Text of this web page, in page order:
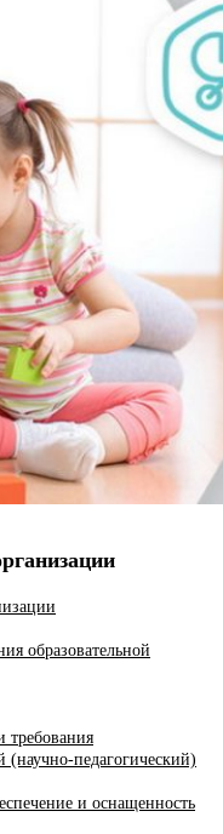
образовательной
требования
(научно-педагогический)
и оснащенность